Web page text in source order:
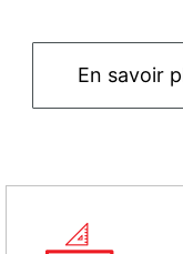
En savoir